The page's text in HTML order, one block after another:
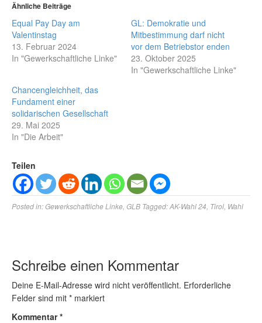
Ähnliche Beiträge
Equal Pay Day am
Valentinstag
13. Februar 2024
In "Gewerkschaftliche Linke"
GL: Demokratie und
Mitbestimmung darf nicht
vor dem Betriebstor enden
23. Oktober 2025
In "Gewerkschaftliche Linke"
Chancengleichheit, das
Fundament einer
solidarischen Gesellschaft
29. Mai 2025
In "Die Arbeit"
Teilen
Posted in:Gewerkschaftliche Linke GLB Tagged:AK-Wahl 24 Tirol Wahl
Schreibe einen Kommentar
Deine E-Mail-Adresse wird nicht veröffentlicht. Erforderliche
Felder sind mit * markiert
Kommentar*